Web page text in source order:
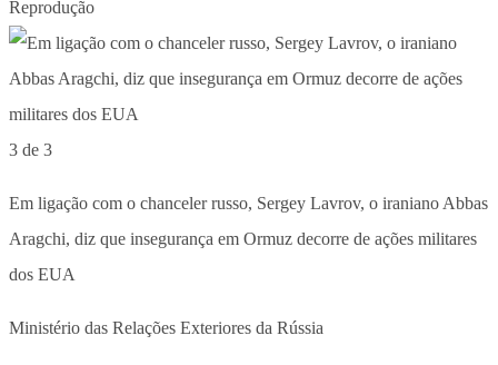
Reprodução
3 de 3
Em ligação com o chanceler russo, Sergey Lavrov, o iraniano Abbas
Aragchi, diz que insegurança em Ormuz decorre de ações militares
dos EUA
Ministério das Relações Exteriores da Rússia